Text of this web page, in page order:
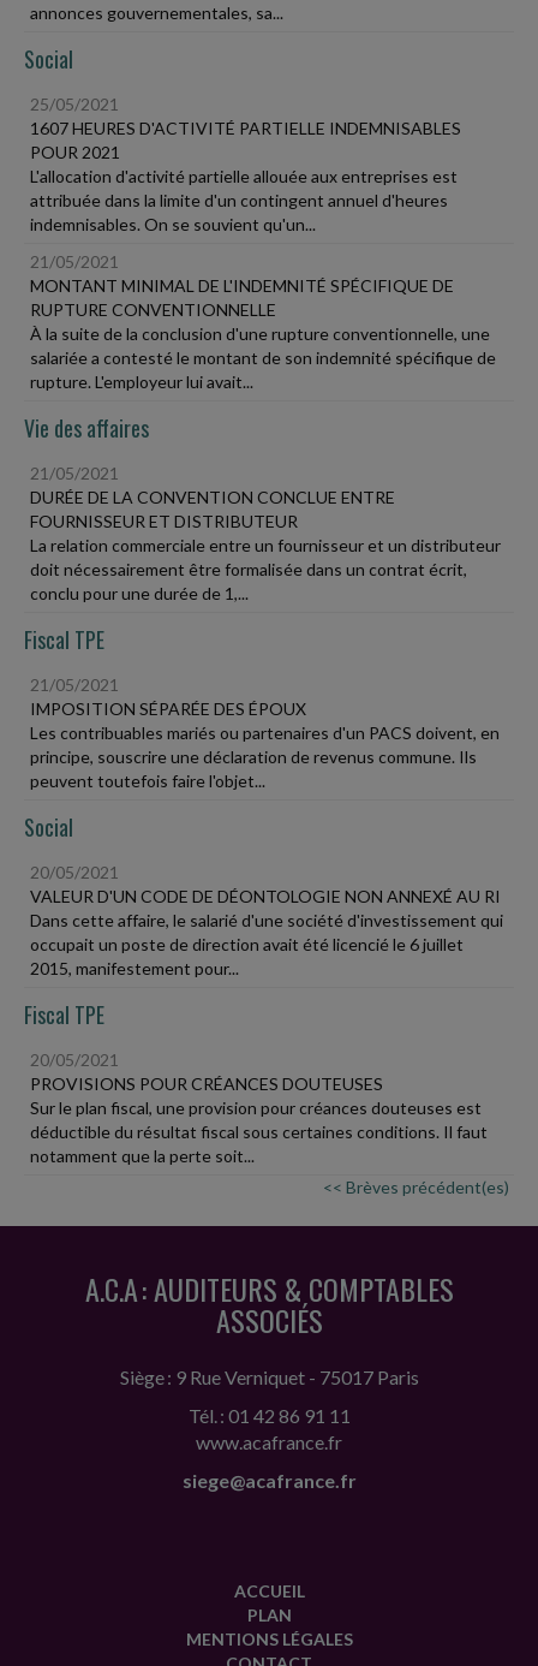
annonces gouvernementales, sa...
Social
25/05/2021
1607 HEURES D'ACTIVITÉ PARTIELLE INDEMNISABLES
POUR 2021
L'allocation d'activité partielle allouée aux entreprises est
attribuée dans la limite d'un contingent annuel d'heures
indemnisables. On se souvient qu'un...
21/05/2021
MONTANT MINIMAL DE L'INDEMNITÉ SPÉCIFIQUE DE
RUPTURE CONVENTIONNELLE
À la suite de la conclusion d'une rupture conventionnelle, une
salariée a contesté le montant de son indemnité spécifique de
rupture. L'employeur lui avait...
Vie des affaires
21/05/2021
DURÉE DE LA CONVENTION CONCLUE ENTRE
FOURNISSEUR ET DISTRIBUTEUR
La relation commerciale entre un fournisseur et un distributeur
doit nécessairement être formalisée dans un contrat écrit,
conclu pour une durée de 1,...
Fiscal TPE
21/05/2021
IMPOSITION SÉPARÉE DES ÉPOUX
Les contribuables mariés ou partenaires d'un PACS doivent, en
principe, souscrire une déclaration de revenus commune. Ils
peuvent toutefois faire l'objet...
Social
20/05/2021
VALEUR D'UN CODE DE DÉONTOLOGIE NON ANNEXÉ AU RI
Dans cette affaire, le salarié d'une société d'investissement qui
occupait un poste de direction avait été licencié le 6 juillet
2015, manifestement pour...
Fiscal TPE
20/05/2021
PROVISIONS POUR CRÉANCES DOUTEUSES
Sur le plan fiscal, une provision pour créances douteuses est
déductible du résultat fiscal sous certaines conditions. Il faut
notamment que la perte soit...
<< Brèves précédent(es)
A.C.A : AUDITEURS & COMPTABLES
ASSOCIÉS
Siège : 9 Rue Verniquet - 75017 Paris
Tél. : 01 42 86 91 11
www.acafrance.fr
siege@acafrance.fr
ACCUEIL
PLAN
MENTIONS LÉGALES